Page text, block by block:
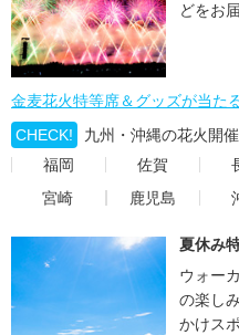
どをお
金麦花火特等席＆グッズが当た
CHECK!
九州・沖縄の花火開
福岡
佐賀
宮崎
鹿児島
夏休み
ウォー
の楽し
かけス